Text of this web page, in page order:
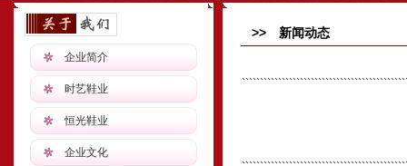
企业简介
时艺鞋业
恒光鞋业
企业文化
>> 新闻动态